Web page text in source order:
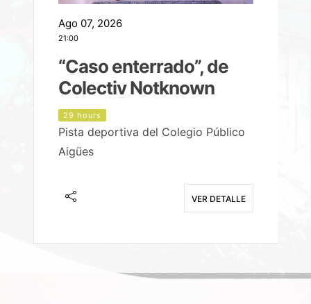
Ago 07, 2026
21:00
“Caso enterrado”, de
Colectiv Notknown
29 hours
Pista deportiva del Colegio Público
Aigües
VER DETALLE